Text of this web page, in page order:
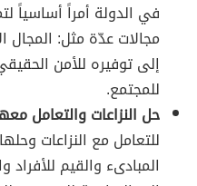
في الدولة أمراً أساسياً
مجالات عدّة مثل: المجال
إلى توفيره للأمن
للمجتمع.
حل النزاعات والتعامل
للتعامل مع النزاعات
المبادىء والقيم